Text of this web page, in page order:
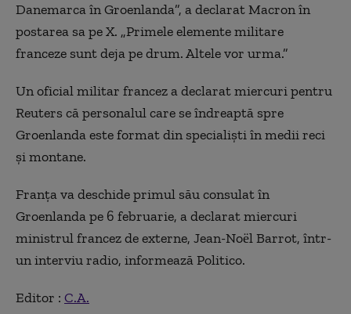
Danemarca în Groenlanda”, a declarat Macron în
postarea sa pe X. „Primele elemente militare
franceze sunt deja pe drum. Altele vor urma.”
Un oficial militar francez a declarat miercuri pentru
Reuters că personalul care se îndreaptă spre
Groenlanda este format din specialiști în medii reci
și montane.
Franța va deschide primul său consulat în
Groenlanda pe 6 februarie, a declarat miercuri
ministrul francez de externe, Jean-Noël Barrot, într-
un interviu radio, informează Politico.
Editor : C.A.